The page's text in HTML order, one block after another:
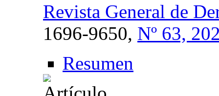
Revista General de
1696-9650, Nº 63,
Resumen